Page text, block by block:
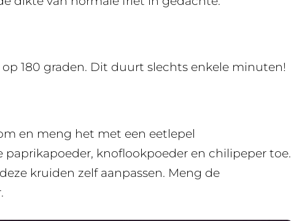
180 graden. Dit duurt slechts enkele minuten!
en meng het met een eetlepel
paprikapoeder, knoflookpoeder en chilipeper toe.
kruiden zelf aanpassen. Meng de